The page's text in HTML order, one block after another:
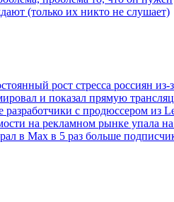
(только их никто не слушает)
рост стресса россиян
и показал прямую
разработчики с продюссером из
на рекламном рынке упала
в Max в 5 раз больше